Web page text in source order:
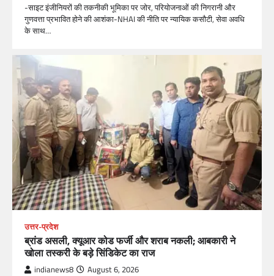
-साइट इंजीनियरों की तकनीकी भूमिका पर जोर, परियोजनाओं की निगरानी और
गुणवत्ता प्रभावित होने की आशंका-NHAI की नीति पर न्यायिक कसौटी, सेवा अवधि
के साथ…
उत्तर-प्रदेश
ब्रांड असली, क्यूआर कोड फर्जी और शराब नकली; आबकारी ने
खोला तस्करी के बड़े सिंडिकेट का राज
indianews8 August 6, 2026